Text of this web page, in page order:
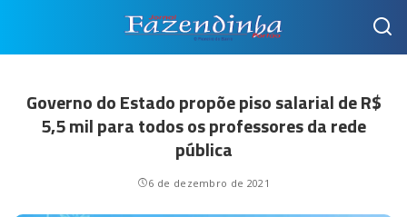
Governo do Estado propõe piso salarial de R$
5,5 mil para todos os professores da rede
pública
6 de dezembro de 2021